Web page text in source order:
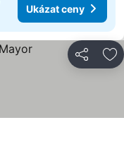
Ukázat ceny
Sdílet